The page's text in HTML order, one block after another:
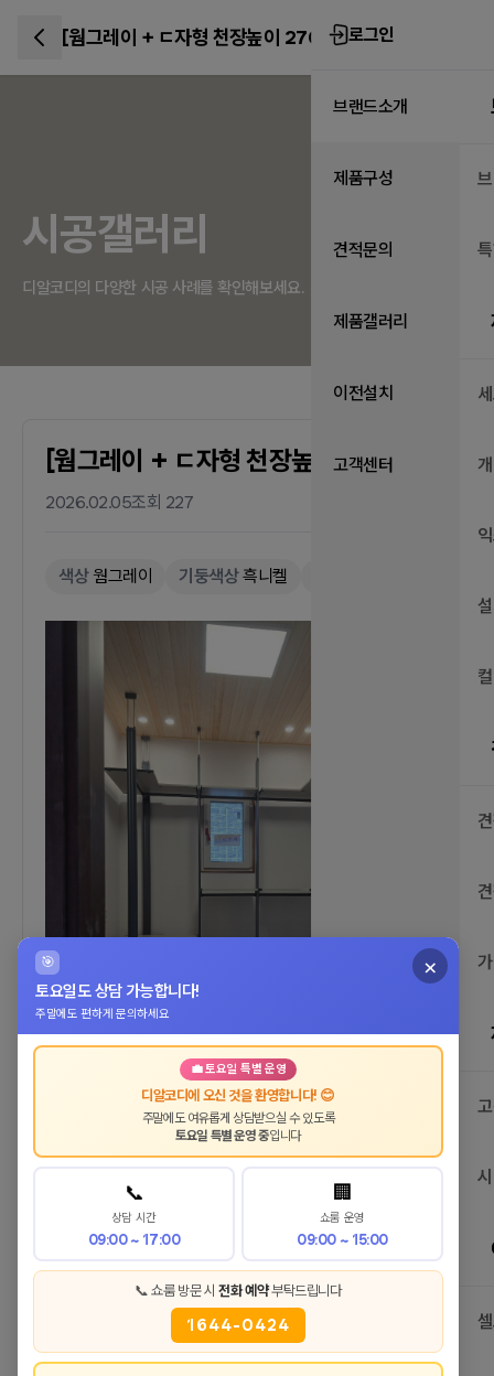
[웜그레이 + ㄷ자형 천장높이 2700] 로그인
브랜드소개
제품구성
견적문의
제품갤러리
이전설치
고객센터
시공갤러리
디알코디의 다양한 시공 사례를 확인해보세요.
[웜그레이 + ㄷ자형 천장높이 2700]
2026.02.05조회 227
색상 웜그레이 기둥색상 흑니켈
×
🎯
토요일도 상담 가능합니다!
주말에도 편하게 문의하세요
💼 토요일 특별 운영
디알코디에 오신 것을 환영합니다! 😊
주말에도 여유롭게 상담받으실 수 있도록
토요일 특별 운영 중입니다
📞
상담 시간
09:00 ~ 17:00
🏢
쇼룸 운영
09:00 ~ 15:00
📞 쇼룸 방문 시전화 예약부탁드립니다
1644-0424